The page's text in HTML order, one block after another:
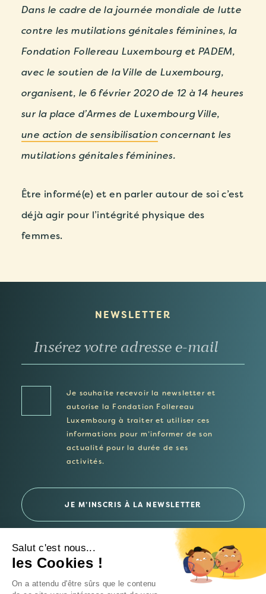
Dans le cadre de la journée mondiale de lutte
contre les mutilations génitales féminines, la
Fondation Follereau Luxembourg et PADEM,
avec le soutien de la Ville de Luxembourg,
organisent, le 6 février 2020 de 12 à 14 heures
sur la place d’Armes de Luxembourg Ville,
une action de sensibilisation concernant les
mutilations génitales féminines.
Être informé(e) et en parler autour de soi c’est
déjà agir pour l’intégrité physique des
femmes.
NEWSLETTER
Je souhaite recevoir la newsletter et
autorise la Fondation Follereau
Luxembourg à traiter et utiliser ces
informations pour m’informer de son
actualité pour la durée de ses
activités.
Politique de confidentialité
Salut c'est nous...
les Cookies !
On a attendu d'être sûrs que le contenu